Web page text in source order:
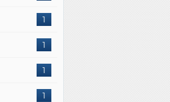
1
1
1
1